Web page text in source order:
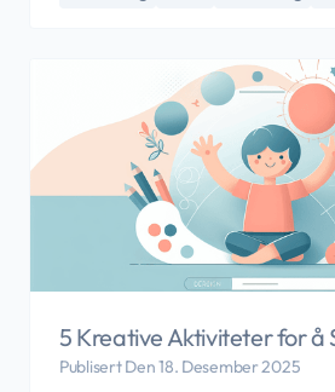
5 Kreative Aktiviteter for å
Publisert Den 18. Desember 2025